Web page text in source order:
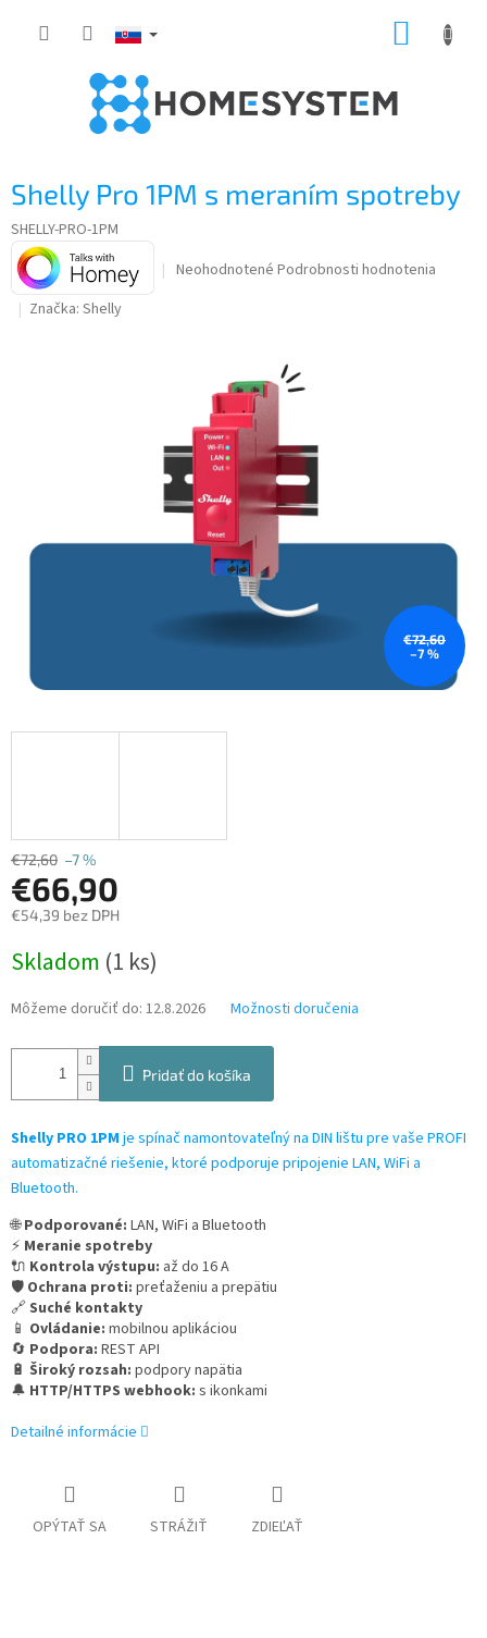
Shelly Pro 1PM s meraním spotreby
SHELLY-PRO-1PM
Priemerné
hviezdičiek.
Neohodnotené Podrobnosti hodnotenia
Značka: Shelly
€72,60
–7 %
€72,60 –7 %
€66,90
€54,39 bez DPH
cena:
Skladom (1 ks)
Môžeme doručiť do: 12.8.2026 Možnosti doručenia
Pridať do košíka
Shelly PRO 1PM je spínač namontovateľný na DIN lištu pre vaše PROFI
automatizačné riešenie, ktoré podporuje pripojenie LAN, WiFi a
Bluetooth.
🌐Podporované: LAN, WiFi a Bluetooth
⚡ Meranie spotreby
🔌 Kontrola výstupu: až do 16 A
🛡️ Ochrana proti: preťaženiu a prepätiu
🔗 Suché kontakty
📱 Ovládanie: mobilnou aplikáciou
🔄 Podpora: REST API
🔋 Široký rozsah: podpory napätia
🔔 HTTP/HTTPS webhook: s ikonkami
Detailné informácie
OPÝTAŤ SA STRÁŽIŤ ZDIEĽAŤ